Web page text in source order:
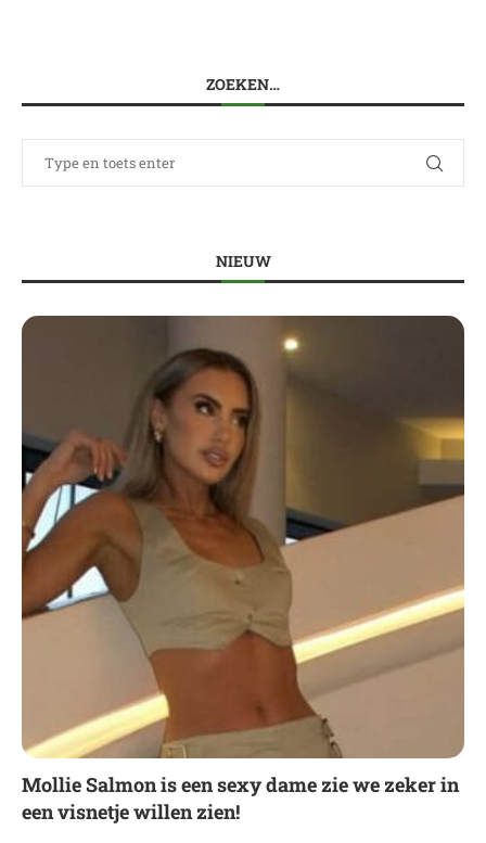
ZOEKEN…
NIEUW
Mollie Salmon is een sexy dame zie we zeker in
een visnetje willen zien!